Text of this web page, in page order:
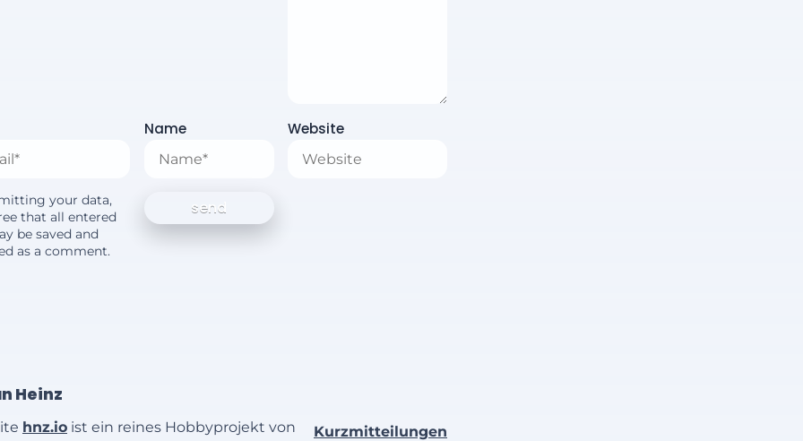
Name Website
your data,
that all entered
be saved and
as a comment.
Heinz
hnz.io ist ein reines Hobbyprojekt von
Kurzmitteilungen